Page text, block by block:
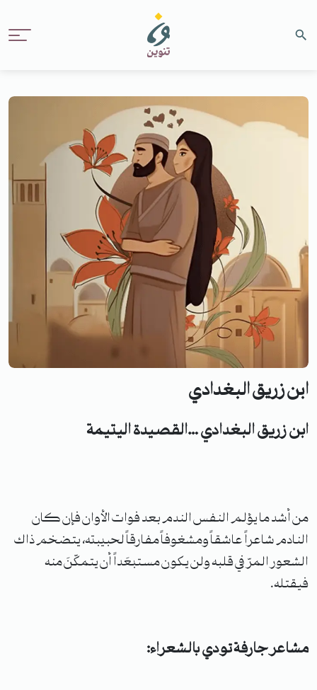
ابن زريق البغدادي
ابن زريق البغدادي …القصيدة اليتيمة
من أشد ما يؤلم النفس الندم بعد فوات الأوان فإن كان
النادم شاعراً عاشقاً ومشغوفاً مفارقاً لحبيبته، يتضخم ذاك
الشعور المرّ في قلبه ولن يكون مستبعَداً أن يتمكّنَ منه
فيقتله.
مشاعر جارفة تودي بالشعراء: